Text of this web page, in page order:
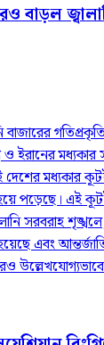
বাড়ল
বাজারের
ও ইরানের
দেশের মধ্যকার
পড়েছে। এই
সরবরাহ
এবং